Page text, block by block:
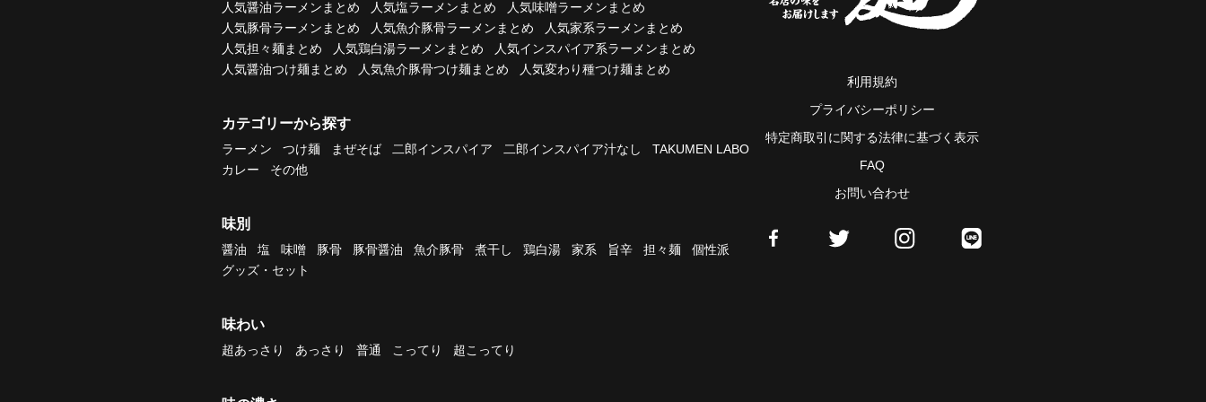
人気醤油ラーメンまとめ 人気塩ラーメンまとめ
人気味噌ラーメンまとめ
人気豚骨ラーメンまとめ
人気魚介豚骨ラーメンまとめ
人気家系ラーメンまとめ
人気担々麺まとめ
人気鶏白湯ラーメンまとめ
人気インスパイア系ラーメンまとめ
人気醤油つけ麺まとめ
人気魚介豚骨つけ麺まとめ 人気変わり種つけ麺まとめ
カテゴリーから探す
ラーメン つけ麺 まぜそば 二郎インスパイア 二郎インスパイア汁なし
TAKUMEN LABO
カレー
その他
味別
醤油 塩 味噌 豚骨 豚骨醤油 魚介豚骨 煮干し 鶏白湯 家系 旨辛 担々麺
個性派
グッズ・セット
味わい
超あっさり あっさり 普通 こってり 超こってり
利用規約
プライバシーポリシー
特定商取引に関する法律に基づく表示
FAQ
お問い合わせ